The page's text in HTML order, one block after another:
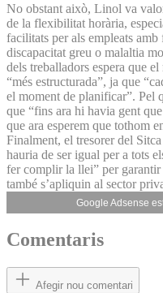
No obstant això, Linol va
de la flexibilitat horària,
facilitats per als empleats amb
discapacitat greu o malaltia
dels treballadors espera que
“més estructurada”, ja que
el moment de planificar”. Pel
que “fins ara hi havia gent
que ara esperem que tothom
Finalment, el tresorer del
hauria de ser igual per a tots
fer complir la llei” per garantir
també s’apliquin al sector
Google Adsense
Comentaris
Afegir nou comentari